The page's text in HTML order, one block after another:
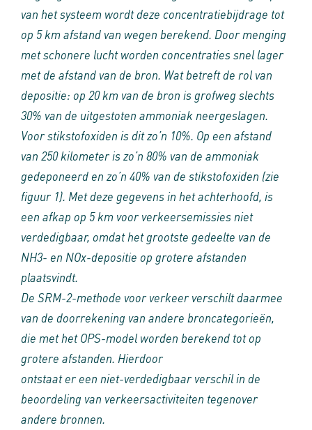
van het systeem wordt deze concentratiebijdrage tot
op 5 km afstand van wegen berekend. Door menging
met schonere lucht worden concentraties snel lager
met de afstand van de bron. Wat betreft de rol van
depositie: op 20 km van de bron is grofweg slechts
30% van de uitgestoten ammoniak neergeslagen.
Voor stikstofoxiden is dit zo’n 10%. Op een afstand
van 250 kilometer is zo’n 80% van de ammoniak
gedeponeerd en zo’n 40% van de stikstofoxiden (zie
figuur 1). Met deze gegevens in het achterhoofd, is
een afkap op 5 km voor verkeersemissies niet
verdedigbaar, omdat het grootste gedeelte van de
NH3- en NOx-depositie op grotere afstanden
plaatsvindt.
De SRM-2-methode voor verkeer verschilt daarmee
van de doorrekening van andere broncategorieën,
die met het OPS-model worden berekend tot op
grotere afstanden. Hierdoor
ontstaat er een niet-verdedigbaar verschil in de
beoordeling van verkeersactiviteiten tegenover
andere bronnen.